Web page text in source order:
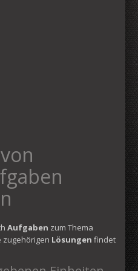
Aufgaben zum Thema
zugehörigen Lösungen findet